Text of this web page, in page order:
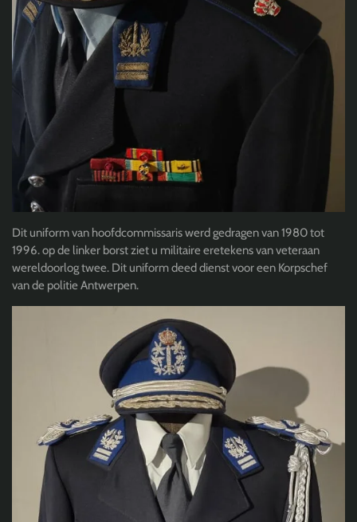
Dit uniform van hoofdcommissaris werd gedragen van 1980 tot
1996.op de linker borst ziet u militaire eretekens van veteraan
wereldoorlog twee. Dit uniform deed dienst voor een Korpschef
van de politie Antwerpen.